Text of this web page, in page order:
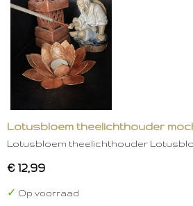
Lotusbloem theelichthouder
Lotusbloem theelichthouder
€ 12,99
✓ Op voorraad